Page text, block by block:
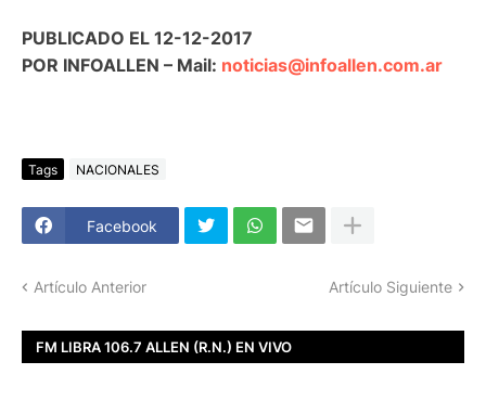
PUBLICADO EL 12-12-2017
POR INFOALLEN – Mail: noticias@infoallen.com.ar
Tags NACIONALES
Facebook
Artículo Anterior Artículo Siguiente
FM LIBRA 106.7 ALLEN (R.N.) EN VIVO